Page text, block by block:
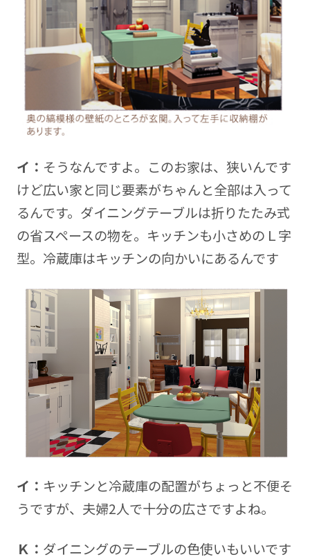
イ： そうなんですよ。このお家は、狭いんです
けど広い家と同じ要素がちゃんと全部は入って
るんです。ダイニングテーブルは折りたたみ式
の省スペースの物を。キッチンも小さめのＬ字
型。冷蔵庫はキッチンの向かいにあるんです
イ： キッチンと冷蔵庫の配置がちょっと不便そ
うですが、夫婦2人で十分の広さですよね。
Ｋ： ダイニングのテーブルの色使いもいいです